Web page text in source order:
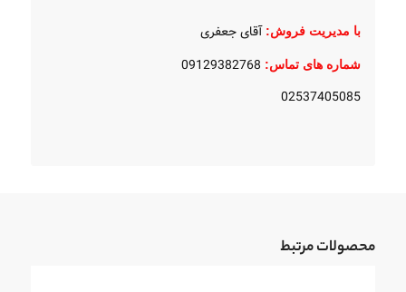
با مدیریت فروش: آقای جعفری
شماره های تماس:
02537405085
محصولات مرتبط